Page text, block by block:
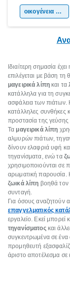
χώρας. Είτεοικογένεια & παιδί
Ιδιαίτερη σημασία
επιλέγεται με βάση
μαγειρικά λίπηκαι τα
κατάλληλα για τη
ασφάλεια των πιάτων.
κατάλληλες συνθήκες
προστασία της γεύσης
Τα μαγειρικά λίπη
αλμυρών πιάτων,
δίνουν ελαφριά υφή
τηγανίσματα, ενώ τα
χρησιμοποιούνται σε
αρωματική παρουσία.
ζωικά λίπη βοηθά τον
συνταγή.
Για όσους αναζητούν
επαγγελματικός
εργαλείο. Εκεί μπορεί
τηγανίσματοςκαι
συγκεντρωμένα σε
προμηθευτή
άριστο αποτέλεσμα σε